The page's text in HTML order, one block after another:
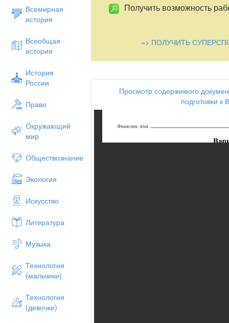
Всемирная
история
Всеобщая
история
История
России
Право
Окружающий
мир
Обществознание
Экология
Искусство
Литература
Музыка
Технология
(мальчики)
Технология
(девочки)
Получить возможность
=> ПОЛУЧИТЬ
Просмотр содержимого
подготовки к